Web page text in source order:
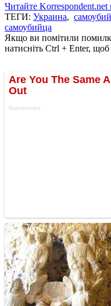
Читайте
ТЕГИ: Украина,
самоубийца
Якщо ви помітили
натисніть Ctrl + Enter,